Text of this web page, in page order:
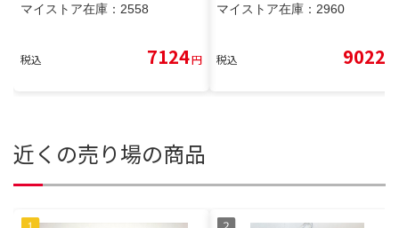
マイストア在庫： 2558
税込 7124円
マイストア在庫： 2960
税込 9022
近くの売り場の商品